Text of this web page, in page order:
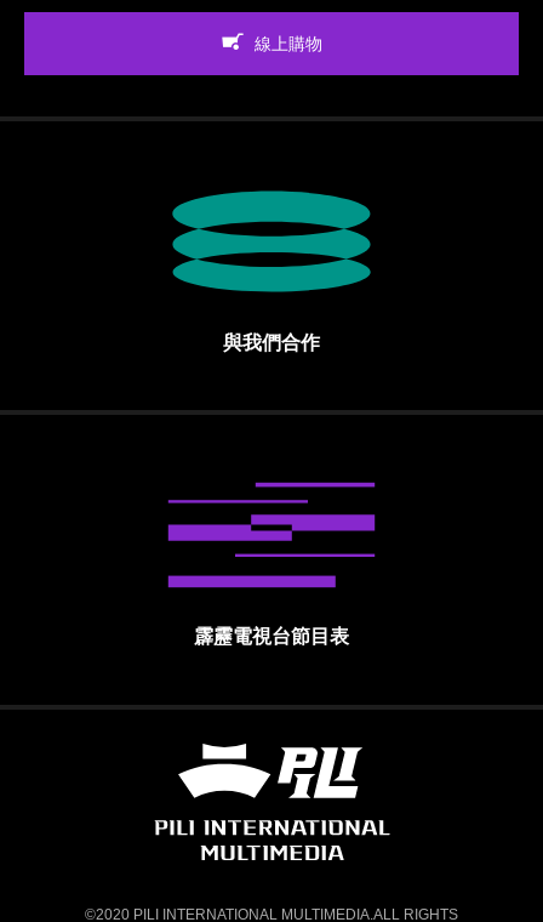
線上購物
與我們合作
霹靂電視台節目表
霹靂國際多媒體股份有限公司 PILI
©2020 PILI INTERNATIONAL MULTIMEDIA.ALL RIGHTS